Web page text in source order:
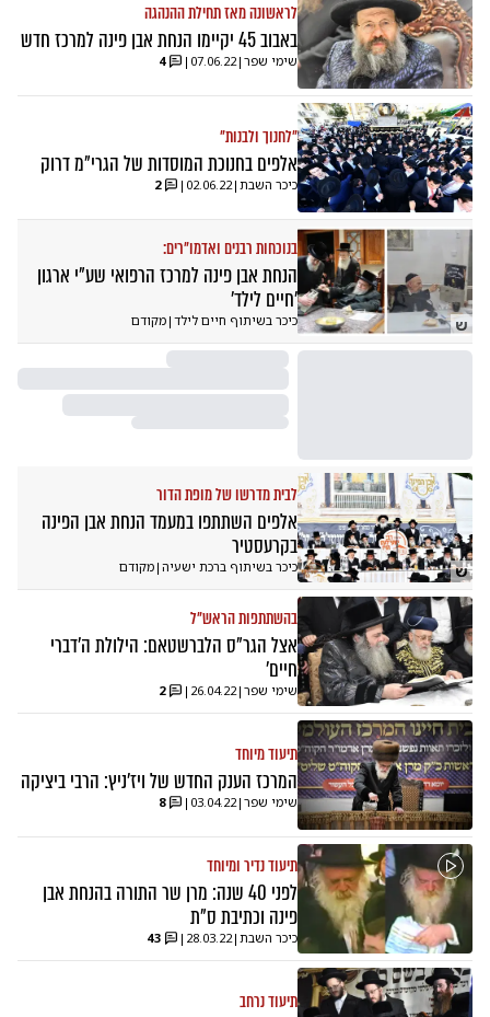
לראשונה מאז תחילת ההנהגה
באבוב 45 יקיימו הנחת אבן פינה למרכז חדש
שימי שפר |
07.06.22
|
4
"לחנוך ולבנות"
אלפים בחנוכת המוסדות של הגרי"מ דרוק
כיכר השבת |
02.06.22
|
2
ש
בנוכחות רבנים ואדמו"רים:
הנחת אבן פינה למרכז הרפואי שע"י ארגון
'חיים לילד'
כיכר בשיתוף חיים לילד | מקודם
ש
לבית מדרשו של מופת הדור
אלפים השתתפו במעמד הנחת אבן הפינה
בקרעסטיר
כיכר בשיתוף ברכת ישעיה | מקודם
בהשתתפות הראש"ל
אצל הגר"ס הלברשטאם: הילולת ה'דברי
חיים'
שימי שפר |
26.04.22
|
2
תיעוד מיוחד
המרכז הענק החדש של ויז'ניץ: הרבי ביציקה
שימי שפר |
03.04.22
|
8
תיעוד נדיר ומיוחד
לפני 40 שנה: מרן שר התורה בהנחת אבן
פינה וכתיבת ס"ת
כיכר השבת |
28.03.22
|
43
תיעוד נרחב